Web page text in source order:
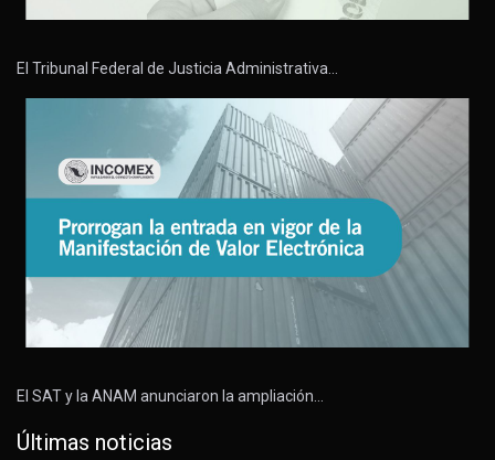
El Tribunal Federal de Justicia Administrativa…
El SAT y la ANAM anunciaron la ampliación…
Últimas noticias